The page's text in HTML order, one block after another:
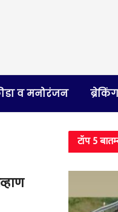
व मनोरंजन ब्रेकिंग
टॉप 5